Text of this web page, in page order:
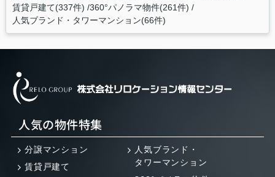
賃貸戸建て(337件) 360°パノラマ物件(261件)
人気ブランド・タワーマンション(66件)
人気の物件特集
分譲マンション
賃貸戸建て
人気ブランド・
タワーマンション